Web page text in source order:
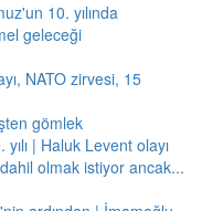
10. yılında
geleceği
NATO zirvesi, 15
gömlek
| Haluk Levent olayı
olmak istiyor ancak...